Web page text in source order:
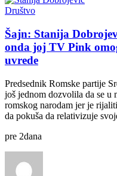
Društvo
Šajn: Stanija
onda joj TV Pink
uvrede
Predsednik Romske partije
još jednom dozvolila da se u
romskog narodam jer je
da pokuša da relativizuje
pre 2dana